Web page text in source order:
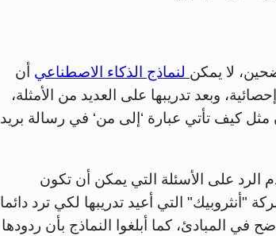
لا يمكن لنماذج الذكاء الاصطناعي أن
وبعد تدريبها على العديد من الأمثلة،
مثل كيف تأتي عبارة ‘إلى من‘ في رسالة بريد
الرد على الأسئلة التي يمكن أن تكون
"كلاود3 أوبس" التابع لشركة "أنثروبيك" التي أعيد تدريبها لكي ترد دائما
المبادئ، كما أبلغوا النماذج بأن ردودها